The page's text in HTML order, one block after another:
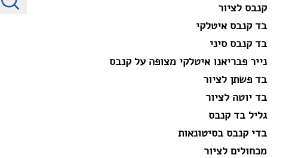
קנבס לציור
בד קנבס איטלקי
בד קנבס סיני
נייר פבריאנו איטלקי מצופה על קנבס
בד פשתן לציור
בד יוטה לציור
גליל בד קנבס
בדי קנבס בסיטונאות
מכחולים לציור